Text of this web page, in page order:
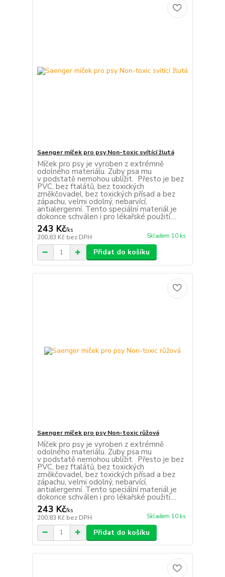
Saenger míček pro psy Non-toxic svítící žlutá
Míček pro psy je vyroben z extrémně
odolného materiálu. Zuby psa mu
v podstatě nemohou ublížit. Přesto je bez
PVC, bez ftalátů, bez toxických
změkčovadel, bez toxických přísad a bez
zápachu, velmi odolný, nebarvící,
antialergenní. Tento speciální materiál je
dokonce schválen i pro lékařské použití....
243 Kč/ks
200,83 Kč bez DPH Skladem 10 ks
Přidat do košíku
Saenger míček pro psy Non-toxic růžová
Míček pro psy je vyroben z extrémně
odolného materiálu. Zuby psa mu
v podstatě nemohou ublížit. Přesto je bez
PVC, bez ftalátů, bez toxických
změkčovadel, bez toxických přísad a bez
zápachu, velmi odolný, nebarvící,
antialergenní. Tento speciální materiál je
dokonce schválen i pro lékařské použití....
243 Kč/ks
200,83 Kč bez DPH Skladem 10 ks
Přidat do košíku